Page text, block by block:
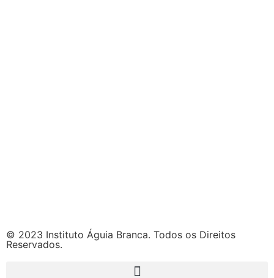
© 2023 Instituto Águia Branca. Todos os Direitos
Reservados.